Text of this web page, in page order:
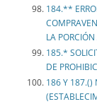
184.**
LA
185.*
DE
186 Y 187.()